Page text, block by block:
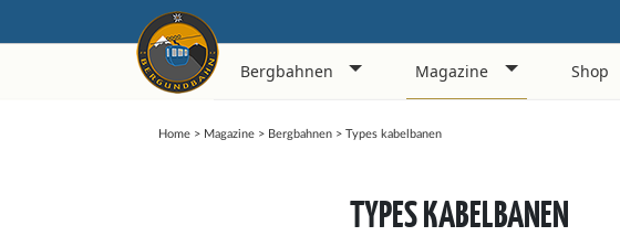
Bergbahnen Magazine Shop
Home> Magazine> Bergbahnen> Types kabelbanen
TYPES KABELBANEN